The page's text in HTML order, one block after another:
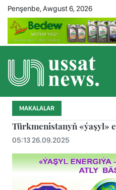
Penşenbe, Awgust 6, 2026
MAKALALAR
Türkmenistanyň «ýaşyl»
05:13 26.09.2025